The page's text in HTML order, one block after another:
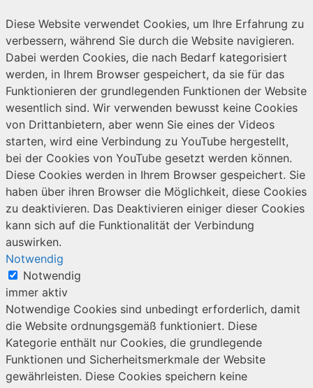
Diese Website verwendet Cookies, um Ihre Erfahrung zu
verbessern, während Sie durch die Website navigieren.
Dabei werden Cookies, die nach Bedarf kategorisiert
werden, in Ihrem Browser gespeichert, da sie für das
Funktionieren der grundlegenden Funktionen der Website
wesentlich sind. Wir verwenden bewusst keine Cookies
von Drittanbietern, aber wenn Sie eines der Videos
starten, wird eine Verbindung zu YouTube hergestellt,
bei der Cookies von YouTube gesetzt werden können.
Diese Cookies werden in Ihrem Browser gespeichert. Sie
haben über ihren Browser die Möglichkeit, diese Cookies
zu deaktivieren. Das Deaktivieren einiger dieser Cookies
kann sich auf die Funktionalität der Verbindung
auswirken.
Notwendig
Notwendig
immer aktiv
Notwendige Cookies sind unbedingt erforderlich, damit
die Website ordnungsgemäß funktioniert. Diese
Kategorie enthält nur Cookies, die grundlegende
Funktionen und Sicherheitsmerkmale der Website
gewährleisten. Diese Cookies speichern keine